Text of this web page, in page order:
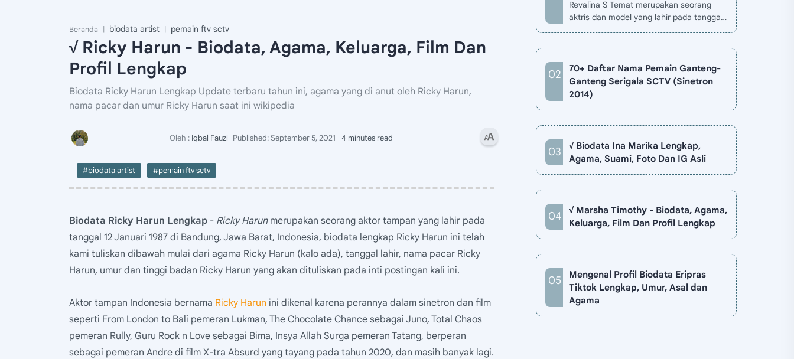
Beranda biodata artist pemain ftv sctv
√ Ricky Harun - Biodata, Agama, Keluarga, Film Dan
Profil Lengkap
Biodata Ricky Harun Lengkap Update terbaru tahun ini, agama yang di anut oleh Ricky Harun,
nama pacar dan umur Ricky Harun saat ini wikipedia
4 minutes read
#biodata artist #pemain ftv sctv
Biodata Ricky Harun Lengkap - Ricky Harunmerupakan seorang aktor tampan yang lahir pada
tanggal 12 Januari 1987 di Bandung, Jawa Barat, Indonesia, biodata lengkap Ricky Harun ini telah
kami tuliskan dibawah mulai dari agama Ricky Harun (kalo ada), tanggal lahir, nama pacar Ricky
Harun, umur dan tinggi badan Ricky Harun yang akan dituliskan pada inti postingan kali ini.
Aktor tampan Indonesia bernama Ricky Harun ini dikenal karena perannya dalam sinetron dan film
seperti From London to Bali pemeran Lukman, The Chocolate Chance sebagai Juno, Total Chaos
pemeran Rully, Guru Rock n Love sebagai Bima, Insya Allah Surga pemeran Tatang, berperan
sebagai pemeran Andre di film X-tra Absurd yang tayang pada tahun 2020, dan masih banyak lagi.
Revalina S Temat merupakan seorang
aktris dan model yang lahir pada tanggal
70+ Daftar Nama Pemain Ganteng-
Ganteng Serigala SCTV (Sinetron
2014)
√ Biodata Ina Marika Lengkap,
Agama, Suami, Foto Dan IG Asli
√ Marsha Timothy - Biodata, Agama,
Keluarga, Film Dan Profil Lengkap
Mengenal Profil Biodata Eripras
Tiktok Lengkap, Umur, Asal dan
Agama